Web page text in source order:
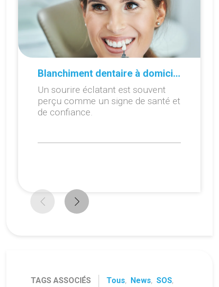
Blanchiment dentaire à domicile ou en cabinet : que choisir ?
Un sourire éclatant est souvent
perçu comme un signe de santé et
de confiance.
TAGS ASSOCIÉS Tous, News, SOS,